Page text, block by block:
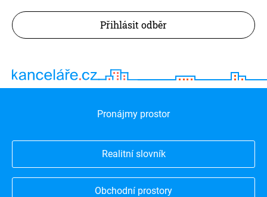
Přihlásit odběr
Pronájmy prostor
Realitní slovník
Obchodní prostory